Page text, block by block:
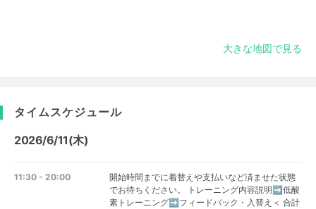
大きな地図で見る
タイムスケジュール
2026/6/11(木)
11:30 - 20:00
開始時間までに着替えや支払いなど済ませた状態
でお待ちください。 トレーニング内容説明➡低酸
素トレーニング➡フィードバック・入替え＜ 合計